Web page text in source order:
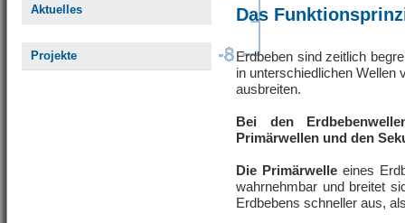
Aktuelles
Projekte
Das
Erdbeben sind zeitlich
in unterschiedlichen Wellen
ausbreiten.
Bei den
Primärwellen und den
Die Primärwelle eines
wahrnehmbar und breitet
Erdbebens schneller aus,